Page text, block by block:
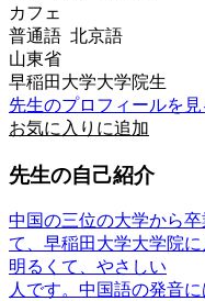
カフェ
普通語 北京語
山東省
早稲田大学大学院生
先生のプロフィールを見
お気に入りに追加
先生の自己紹介
中国の三位の大学から
て、早稲田大学大学院
明るくて、やさしい
人です。中国語の発音